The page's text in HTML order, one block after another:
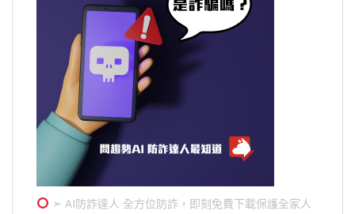
➣ AI防詐達人 全方位防詐，即刻免費下載保護全家人